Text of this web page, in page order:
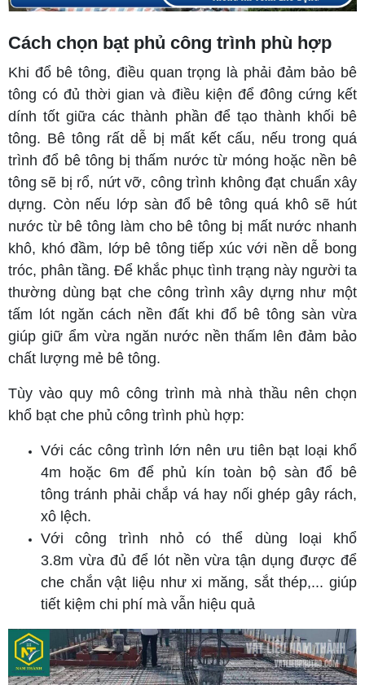
Cách chọn bạt phủ công trình phù hợp
Khi đổ bê tông, điều quan trọng là phải đảm bảo bê
tông có đủ thời gian và điều kiện để đông cứng kết
dính tốt giữa các thành phần để tạo thành khối bê
tông. Bê tông rất dễ bị mất kết cấu, nếu trong quá
trình đổ bê tông bị thấm nước từ móng hoặc nền bê
tông sẽ bị rổ, nứt vỡ, công trình không đạt chuẩn xây
dựng. Còn nếu lớp sàn đổ bê tông quá khô sẽ hút
nước từ bê tông làm cho bê tông bị mất nước nhanh
khô, khó đầm, lớp bê tông tiếp xúc với nền dễ bong
tróc, phân tầng. Để khắc phục tình trạng này người ta
thường dùng bạt che công trình xây dựng như một
tấm lót ngăn cách nền đất khi đổ bê tông sàn vừa
giúp giữ ẩm vừa ngăn nước nền thấm lên đảm bảo
chất lượng mẻ bê tông.
Tùy vào quy mô công trình mà nhà thầu nên chọn
khổ bạt che phủ công trình phù hợp:
Với các công trình lớn nên ưu tiên bạt loại khổ
4m hoặc 6m để phủ kín toàn bộ sàn đổ bê
tông tránh phải chắp vá hay nối ghép gây rách,
xô lệch.
Với công trình nhỏ có thể dùng loại khổ
3.8m vừa đủ để lót nền vừa tận dụng được để
che chắn vật liệu như xi măng, sắt thép,... giúp
tiết kiệm chi phí mà vẫn hiệu quả